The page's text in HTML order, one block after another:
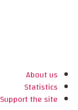
About us
Statistics
Support the site